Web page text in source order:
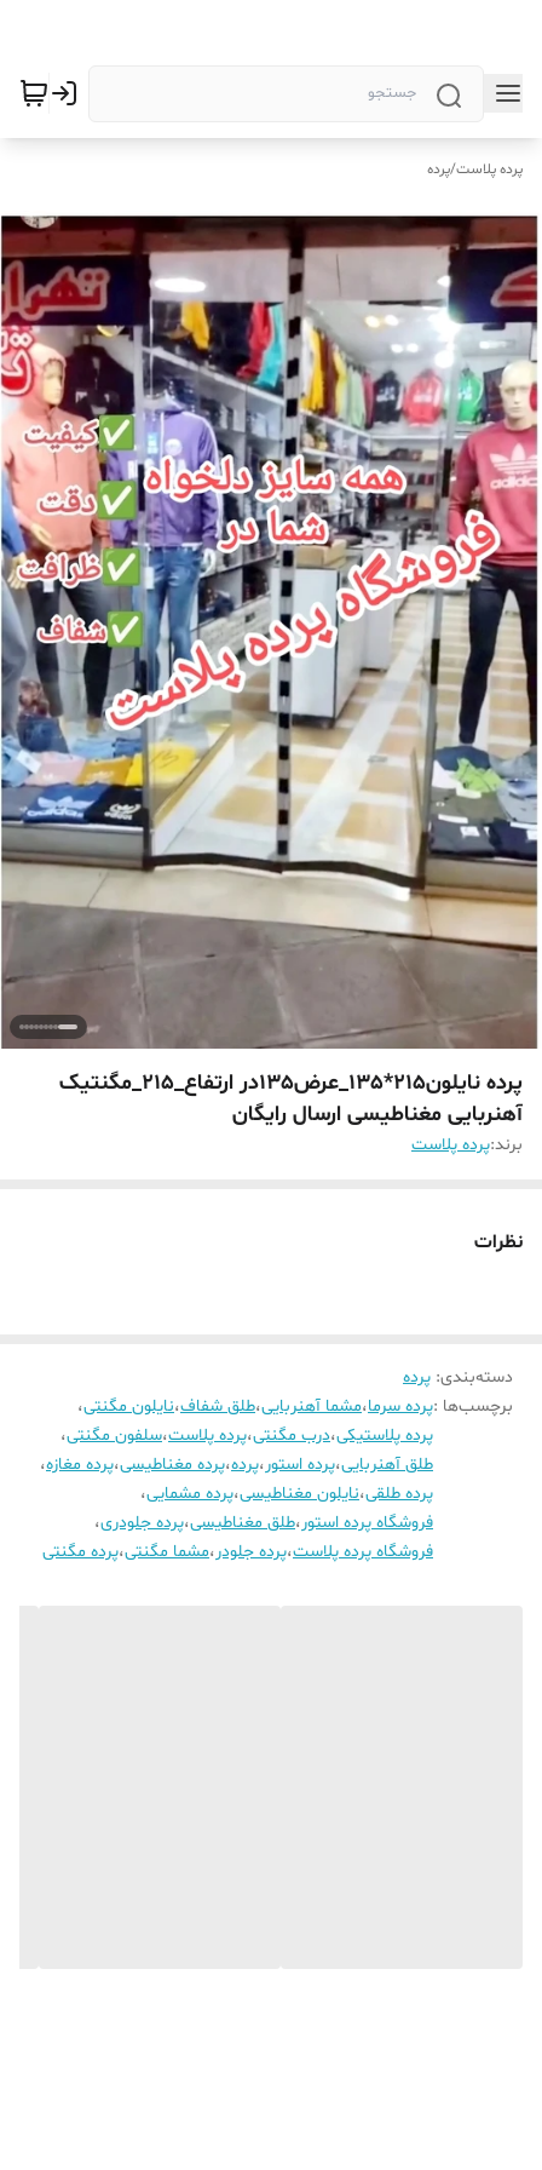
پرده پلاست/پرده
پرده نایلون215*135_عرض135در ارتفاع_215_مگنتیک
آهنربایی مغناطیسی ارسال رایگان
برند:پرده پلاست
نظرات
دسته‌بندی: پرده
برچسب‌ها :پرده سرما،مشما آهنربایی،طلق شفاف،نایلون مگنتی،
پرده پلاستیکی،درب مگنتی،پرده پلاست،سلفون مگنتی،
طلق آهنربایی،پرده استور،پرده،پرده مغناطیسی،پرده مغازه،
پرده طلقی،نایلون مغناطیسی،پرده مشمایی،
فروشگاه پرده استور،طلق مغناطیسی،پرده جلودری،
فروشگاه پرده پلاست،پرده جلودر،مشما مگنتی،پرده مگنتی